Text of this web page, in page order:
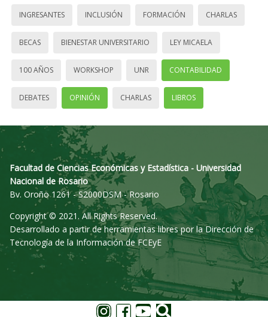
INGRESANTES INCLUSIÓN FORMACIÓN CHARLAS
BECAS BIENESTAR UNIVERSITARIO LEY MICAELA
100 AÑOS WORKSHOP UNR CONTABILIDAD
DEBATES OPINIÓN CHARLAS LIBROS
Facultad de Ciencias Económicas y Estadística - Universidad
Nacional de Rosario
Bv. Oroño 1261 - S2000DSM - Rosario
Copyright © 2021. All Rights Reserved.
Desarrollado a partir de herramientas libres por la Dirección de
Tecnología de la Información de FCEyE